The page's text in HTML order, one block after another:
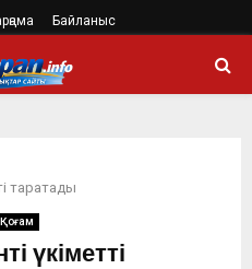
Байланыс
таратады
Қоғам
үкіметті